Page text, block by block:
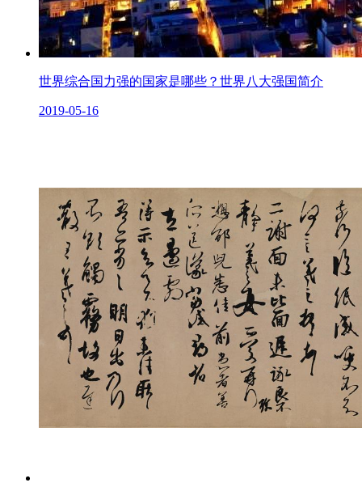
世界综合国力强的国家是哪些？世界八大强国简介
2019-05-16